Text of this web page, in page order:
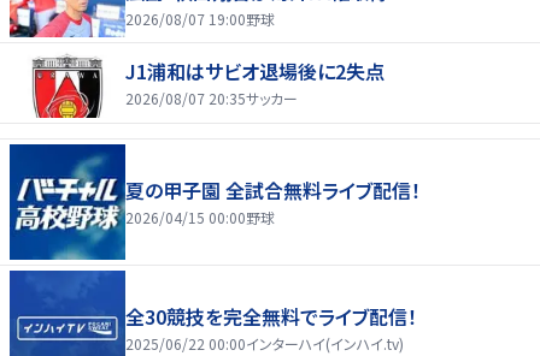
2026/08/07 19:00野球
J1浦和はサビオ退場後に2失点
2026/08/07 20:35サッカー
夏の甲子園 全試合無料ライブ配信！
2026/04/15 00:00野球
全30競技を完全無料でライブ配信！
2025/06/22 00:00インターハイ(インハイ.tv)